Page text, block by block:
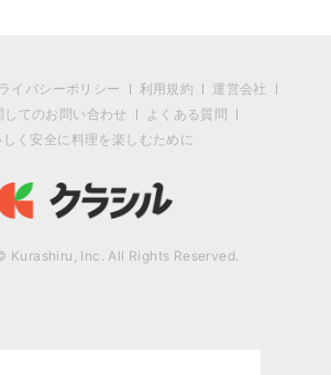
イバシーポリシー 利用規約
運営会社
してのお問い合わせ
よくある質問
しく安全に料理を楽しむために
Kurashiru, Inc. All Rights Reserved.